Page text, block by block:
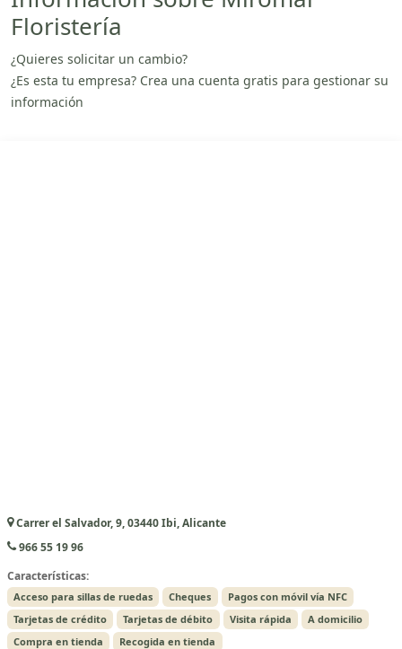
Floristería
¿Quieres solicitar un cambio?
¿Es esta tu empresa? Crea una cuenta gratis para gestionar su
información
Carrer el Salvador, 9, 03440 Ibi, Alicante
966 55 19 96
Características:
Acceso para sillas de ruedas Cheques
Pagos con móvil vía NFC
Tarjetas de crédito
Tarjetas de débito Visita rápida
A domicilio
Compra en tienda
Recogida en tienda